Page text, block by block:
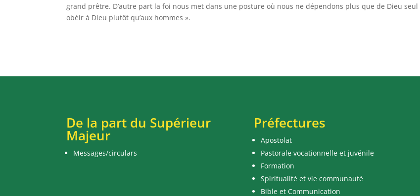
grand prêtre. D’autre part la foi nous met dans une posture où nous ne dépendons plus que de Dieu seul
obéir à Dieu plutôt qu’aux hommes ».
De la part du Supérieur
Majeur
Messages/circulars
Préfectures
Apostolat
Pastorale vocationnelle et juvénile
Formation
Spiritualité et vie communauté
Bible et Communication